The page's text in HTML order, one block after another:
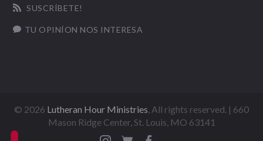
 SUSCRÍBETE!
 TU OPINÍON NOS INTERESA
© 2026 Lutheran Hour Ministries, All rights reserved. | 660
Mason Ridge Center, St. Louis, MO 63141